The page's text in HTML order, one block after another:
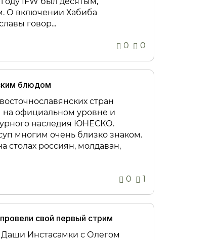
О включении Хабиба
говор...
0 0
блюдом
стран
на официальном уровне и
наследия ЮНЕСКО.
многим очень близко знаком.
столах россиян, молдаван,
0 1
свой первый стрим
Инстасамки с Олегом